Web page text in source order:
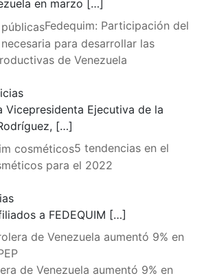
en marzo
[…]
Fedequim: Participación del
para desarrollar las
de Venezuela
Vicepresidenta Ejecutiva de la
[…]
5 tendencias en el
para el 2022
a FEDEQUIM […]
de Venezuela aumentó 9% en